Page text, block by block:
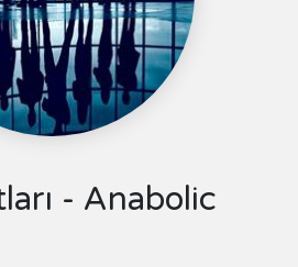
- Anabolic